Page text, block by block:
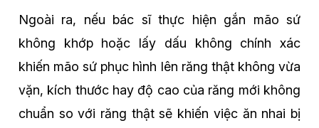
Ngoài ra, nếu bác sĩ thực hiện gắn mão sứ
không khớp hoặc lấy dấu không chính xác
khiến mão sứ phục hình lên răng thật không vừa
vặn, kích thước hay độ cao của răng mới không
chuẩn so với răng thật sẽ khiến việc ăn nhai bị